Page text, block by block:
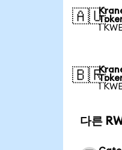
🇦🇺
1
🇧🇷
1
다른